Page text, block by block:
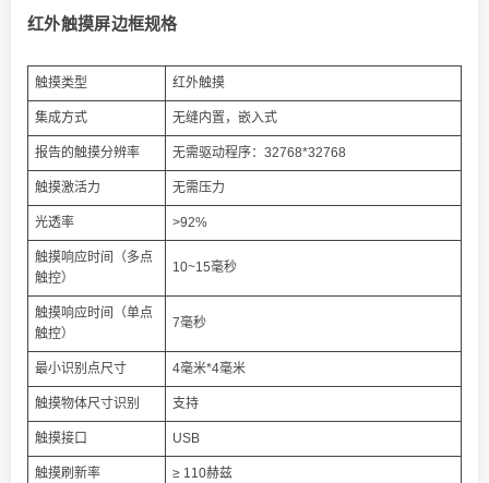
红外触摸屏边框规格
触摸类型 红外触摸
集成方式 无缝内置，嵌入式
报告的触摸分辨率 无需驱动程序：32768*32768
触摸激活力 无需压力
光透率 >92%
触摸响应时间（多点
触控）
10~15毫秒
触摸响应时间（单点
触控）
7毫秒
最小识别点尺寸 4毫米*4毫米
触摸物体尺寸识别 支持
触摸接口 USB
触摸刷新率 ≥ 110赫兹